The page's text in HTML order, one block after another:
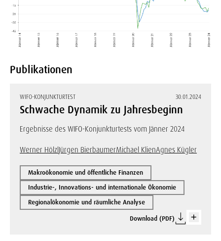
Publikationen
WIFO-KONJUNKTURTEST 30.01.2024
Schwache Dynamik zu Jahresbeginn
Ergebnisse des WIFO-Konjunkturtests vom Jänner 2024
Werner HölzlJürgen BierbaumerMichael KlienAgnes Kügler
Makroökonomie und öffentliche Finanzen
Industrie-, Innovations- und internationale Ökonomie
Regionalökonomie und räumliche Analyse
Download (PDF)